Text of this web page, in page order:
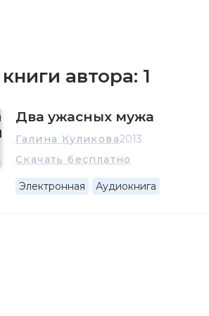
автора: 1
Два ужасных мужа
Галина Куликова2013
Скачать бесплатно
Электронная Аудиокнига